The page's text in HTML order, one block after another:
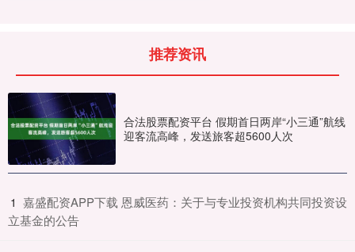
推荐资讯
合法股票配资平台 假期首日两岸“小三通”航线
迎客流高峰，发送旅客超5600人次
1 ​嘉盛配资APP下载 恩威医药：关于与专业投资机构共同投资设
立基金的公告